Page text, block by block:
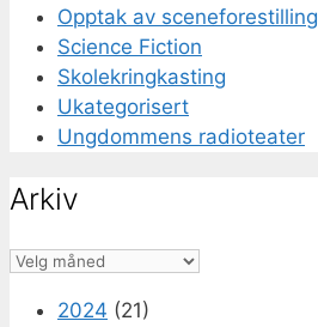
Opptak av sceneforestilling
Science Fiction
Skolekringkasting
Ukategorisert
Ungdommens radioteater
Arkiv
Arkiv
2024 (21)